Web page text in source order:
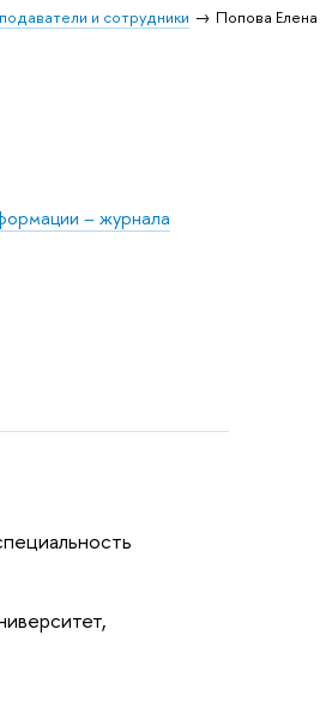
и сотрудники
Попова Елена
– журнала